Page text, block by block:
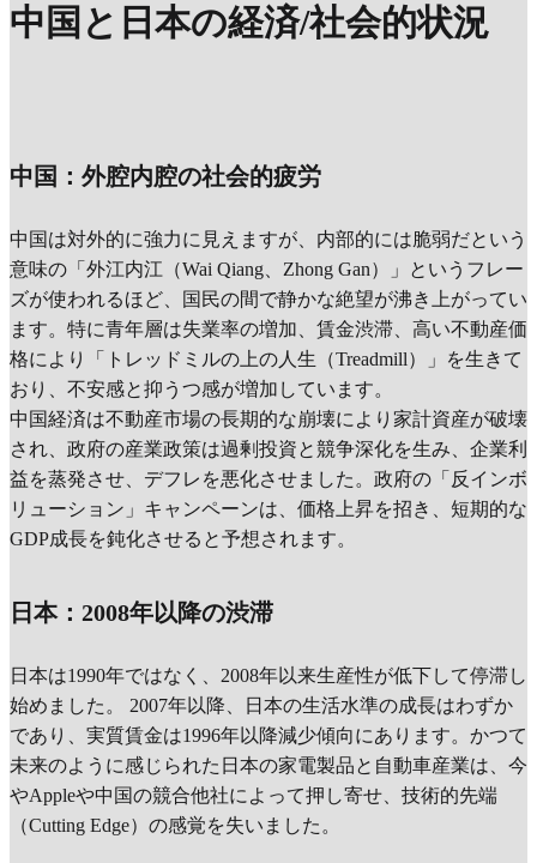
中国と日本の経済/社会的状況
中国：外腔内腔の社会的疲労
中国は対外的に強力に見えますが、内部的には脆弱だという
意味の「外江内江（Wai Qiang、Zhong Gan）」というフレー
ズが使われるほど、国民の間で静かな絶望が沸き上がってい
ます。特に青年層は失業率の増加、賃金渋滞、高い不動産価
格により「トレッドミルの上の人生（Treadmill）」を生きて
おり、不安感と抑うつ感が増加しています。
中国経済は不動産市場の長期的な崩壊により家計資産が破壊
され、政府の産業政策は過剰投資と競争深化を生み、企業利
益を蒸発させ、デフレを悪化させました。政府の「反インボ
リューション」キャンペーンは、価格上昇を招き、短期的な
GDP成長を鈍化させると予想されます。
日本：2008年以降の渋滞
日本は1990年ではなく、2008年以来生産性が低下して停滞し
始めました。 2007年以降、日本の生活水準の成長はわずか
であり、実質賃金は1996年以降減少傾向にあります。かつて
未来のように感じられた日本の家電製品と自動車産業は、今
やAppleや中国の競合他社によって押し寄せ、技術的先端
（Cutting Edge）の感覚を失いました。